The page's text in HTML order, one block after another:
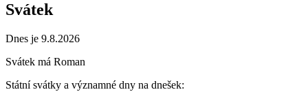
Svátek
Dnes je 9.8.2026
Svátek má Roman
Státní svátky a významné dny na dnešek: